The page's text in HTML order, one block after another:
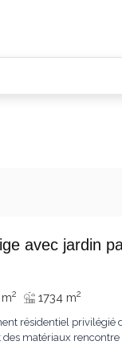
avec jardin
m2 1734 m2
résidentiel privilégié
matériaux